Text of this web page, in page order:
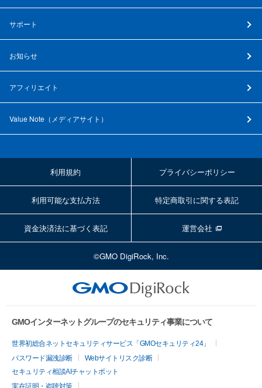
サポート
お知らせ
アフィリエイト
Value Note（ メディアサイト ）
利用規約 プライバシーポリシー
利用可能な支払方法 特定商取引に関する表記
資金決済法に基づく表記 運営会社
©GMO DigiRock, Inc.
GMOインターネットグループのセキュリティ事業について
世界初総合ネットセキュリティサービス「GMOセキュリティ24」
パスワード漏洩診断
Webサイトリスク診断
セキュリティ相談AIチャットボット
実在証明・盗聴対策